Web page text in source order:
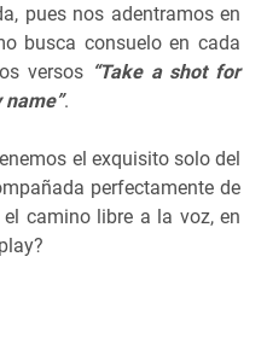
pues nos adentramos en
busca consuelo en cada
versos “Take a shot for
name”.
el exquisito solo del
perfectamente de
camino libre a la voz, en